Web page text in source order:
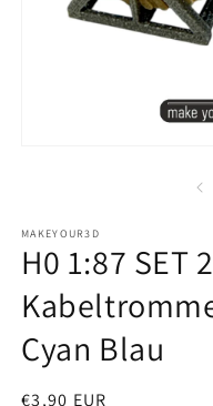
MAKEYOUR3D
H0 1:87 SET
Cyan Blau
Normaler
€3,90 EUR